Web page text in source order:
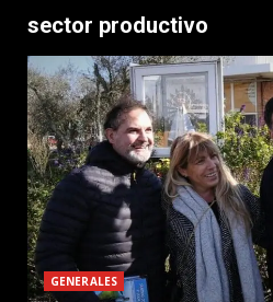
sector productivo
GENERALES